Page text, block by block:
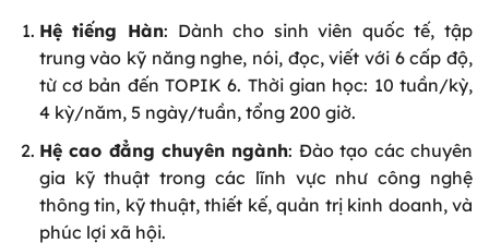
Hệ tiếng Hàn: Dành cho sinh viên quốc tế, tập
trung vào kỹ năng nghe, nói, đọc, viết với 6 cấp độ,
từ cơ bản đến TOPIK 6. Thời gian học: 10 tuần/kỳ,
4 kỳ/năm, 5 ngày/tuần, tổng 200 giờ.
Hệ cao đẳng chuyên ngành: Đào tạo các chuyên
gia kỹ thuật trong các lĩnh vực như công nghệ
thông tin, kỹ thuật, thiết kế, quản trị kinh doanh, và
phúc lợi xã hội.